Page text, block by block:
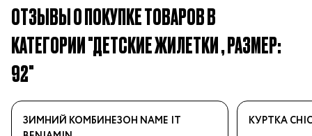
ОТЗЫВЫ О ПОКУПКЕ ТОВАРОВ В
КАТЕГОРИИ "ДЕТСКИЕ ЖИЛЕТКИ , РАЗМЕР:
92"
ЗИМНИЙ КОМБИНЕЗОН NAME IT
КУРТКА